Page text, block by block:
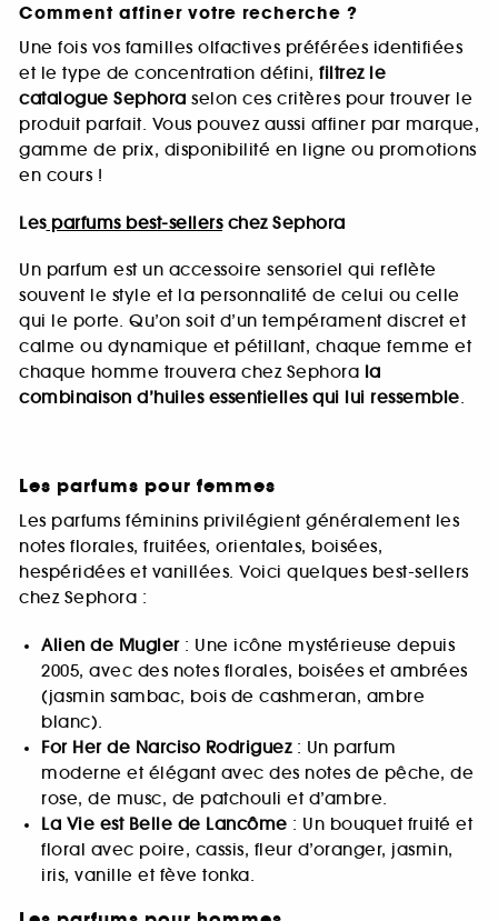
Comment affiner votre recherche ?
Une fois vos familles olfactives préférées identifiées
et le type de concentration défini, filtrez le
catalogue Sephora selon ces critères pour trouver le
produit parfait. Vous pouvez aussi affiner par marque,
gamme de prix, disponibilité en ligne ou promotions
en cours !
Lesparfums best-sellerschez Sephora
Un parfum est un accessoire sensoriel qui reflète
souvent le style et la personnalité de celui ou celle
qui le porte. Qu’on soit d’un tempérament discret et
calme ou dynamique et pétillant, chaque femme et
chaque homme trouvera chez Sephora la
combinaison d’huiles essentielles qui lui ressemble.
Les parfums pour femmes
Les parfums féminins privilégient généralement les
notes florales, fruitées, orientales, boisées,
hespéridées et vanillées. Voici quelques best-sellers
chez Sephora :
Alien de Mugler: Une icône mystérieuse depuis
2005, avec des notes florales, boisées et ambrées
(jasmin sambac, bois de cashmeran, ambre
blanc).
For Her de Narciso Rodriguez: Un parfum
moderne et élégant avec des notes de pêche, de
rose, de musc, de patchouli et d’ambre.
La Vie est Belle de Lancôme : Un bouquet fruité et
floral avec poire, cassis, fleur d’oranger, jasmin,
iris, vanille et fève tonka.